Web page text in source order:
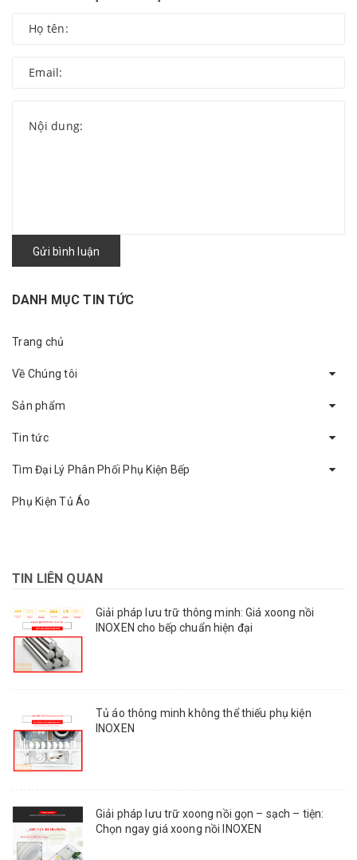
Gửi bình luận
DANH MỤC TIN TỨC
Trang chủ
Về Chúng tôi
Sản phẩm
Tin tức
Tìm Đại Lý Phân Phối Phụ Kiện Bếp
Phụ Kiện Tủ Áo
TIN LIÊN QUAN
Giải pháp lưu trữ thông minh: Giá xoong nồi
INOXEN cho bếp chuẩn hiện đại
Tủ áo thông minh không thể thiếu phụ kiện
INOXEN
Giải pháp lưu trữ xoong nồi gọn – sạch – tiện:
Chọn ngay giá xoong nồi INOXEN